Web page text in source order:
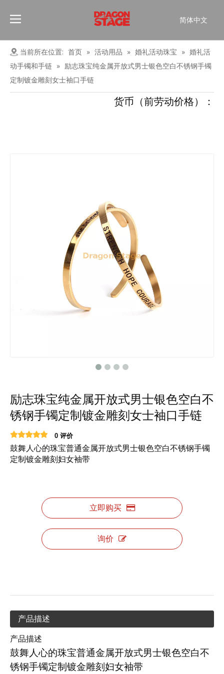
简体中文
Pусский
Español
العربية
English
当前所在位置: 首页 » 活动用品 » 婚礼活动珠宝 » 婚礼活
动手镯和手链 » 励志珠宝纯金属开放式男士银色空白不锈钢手镯
定制镀金雕刻女士袖口手链
货币（前劳动价格）：
励志珠宝纯金属开放式男士银色空白不
锈钢手镯定制镀金雕刻女士袖口手链
0 评价
鼓舞人心的珠宝普通金属开放式男士银色空白不锈钢手镯
定制镀金雕刻妇女袖带
立即购买
询价
产品描述
产品描述
鼓舞人心的珠宝普通金属开放式男士银色空白不
锈钢手镯定制镀金雕刻妇女袖带